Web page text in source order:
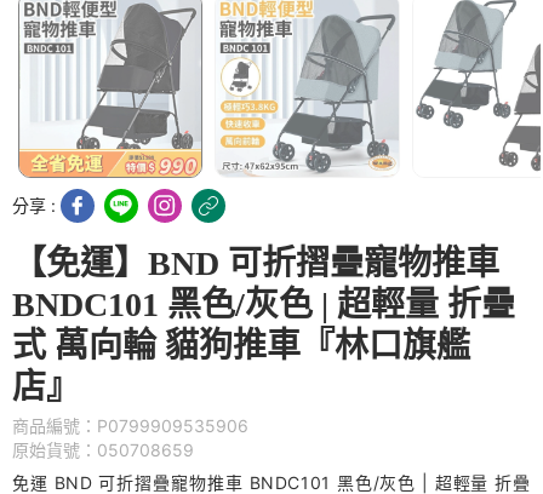
分享 :
【免運】BND 可折摺疊寵物推車
BNDC101 黑色/灰色 | 超輕量 折疊
式 萬向輪 貓狗推車『林口旗艦
店』
商品編號：P0799909535906
原始貨號：050708659
免運 BND 可折摺疊寵物推車 BNDC101 黑色/灰色 | 超輕量 折疊